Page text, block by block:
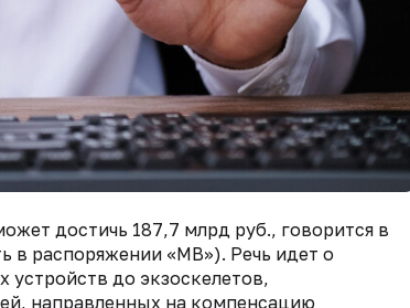
достичь 187,7 млрд руб., говорится в
в распоряжении «МВ»). Речь идет о
до экзоскелетов,
направленных на компенсацию